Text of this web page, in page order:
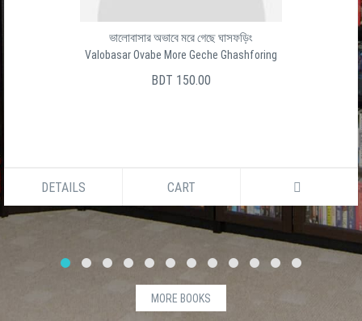
ভালোবাসার অভাবে মরে গেছে ঘাসফড়িং
Valobasar Ovabe More Geche Ghashforing
BDT 150.00
DETAILS CART
MORE BOOKS